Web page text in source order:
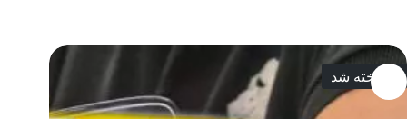
فروخته شد